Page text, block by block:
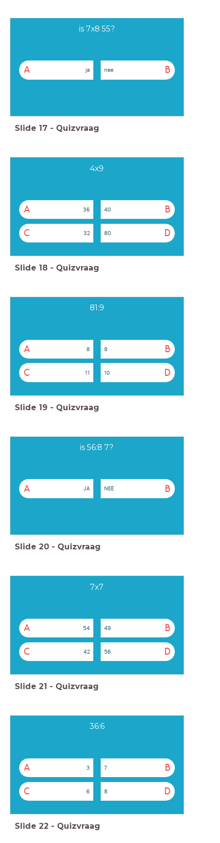
is 7x8 55?
A ja B
nee
Slide 17 - Quizvraag
4x9
A 36 B
40
C 32 D
80
Slide 18 - Quizvraag
81:9
A 8 B
9
C 11 D
10
Slide 19 - Quizvraag
is 56:8 7?
A JA B
NEE
Slide 20 - Quizvraag
7x7
A 54 B
49
C 42 D
56
Slide 21 - Quizvraag
36:6
A 3 B
7
C 6 D
8
Slide 22 - Quizvraag